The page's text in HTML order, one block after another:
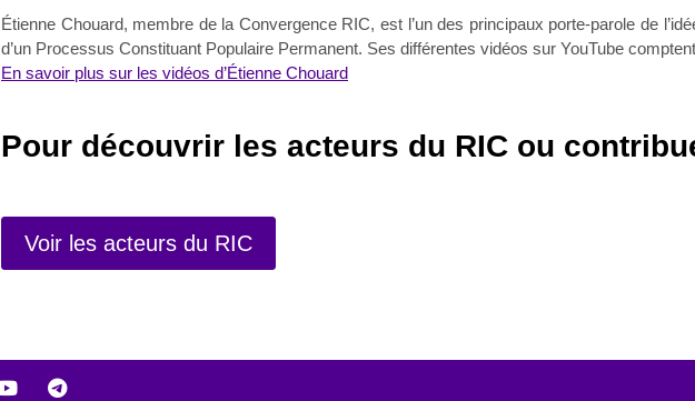
Étienne Chouard, membre de la Convergence RIC, est l’un des principaux porte-parole de
d’un Processus Constituant Populaire Permanent. Ses différentes vidéos sur YouTube
En savoir plus sur les vidéos d’Étienne Chouard
Pour découvrir les acteurs du RIC ou
Voir les acteurs du RIC